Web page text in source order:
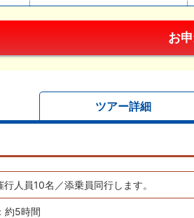
ツアー詳細
行人員10名／添乗員同行します。
約5時間